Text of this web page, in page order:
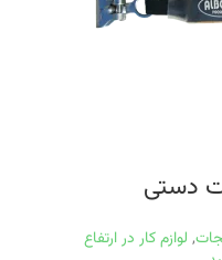
دستی
, لوازم کار در ارتفاع